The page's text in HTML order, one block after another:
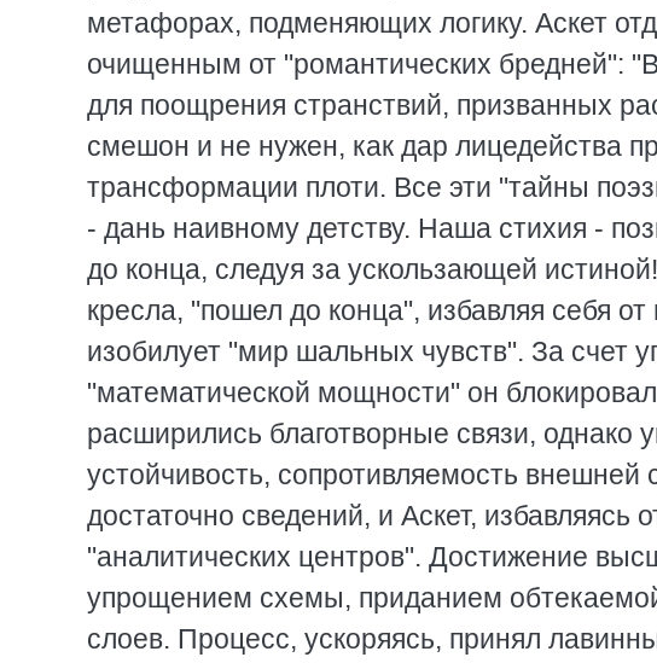
метафорах, подменяющих логику. Аскет
очищенным от "романтических бредней":
для поощрения странствий, призванных
смешон и не нужен, как дар лицедейства
трансформации плоти. Все эти "тайны
- дань наивному детству. Наша стихия -
до конца, следуя за ускользающей
кресла, "пошел до конца", избавляя себя
изобилует "мир шальных чувств". За счет
"математической мощности" он
расширились благотворные связи, однако
устойчивость, сопротивляемость внешней
достаточно сведений, и Аскет,
"аналитических центров". Достижение
упрощением схемы, приданием
слоев. Процесс, ускоряясь, принял